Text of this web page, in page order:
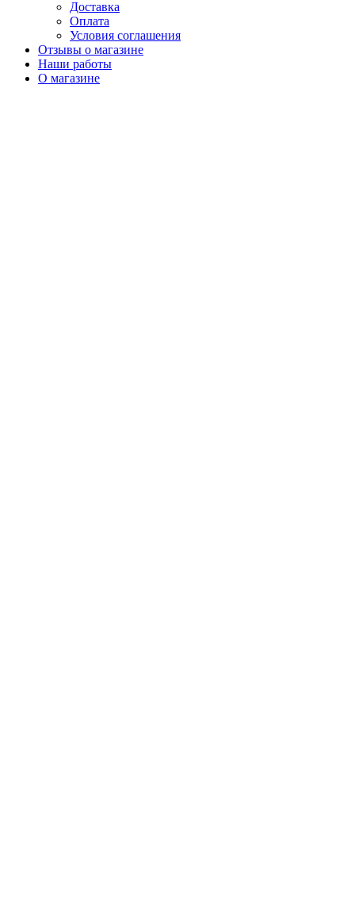
Доставка
Оплата
Условия соглашения
Отзывы о магазине
Наши работы
О магазине